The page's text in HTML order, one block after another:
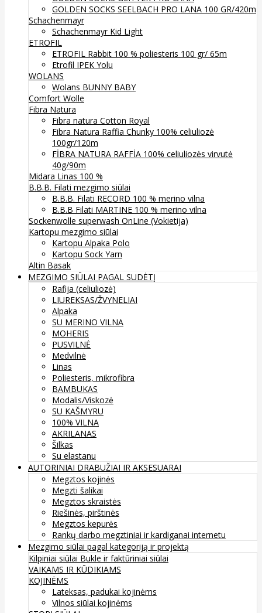
GOLDEN SOCKS SEELBACH PRO LANA 100 GR/420m
Schachenmayr
Schachenmayr Kid Light
ETROFIL
ETROFIL Rabbit 100 % poliesteris 100 gr/ 65m
Etrofil IPEK Yolu
WOLANS
Wolans BUNNY BABY
Comfort Wolle
Fibra Natura
Fibra natura Cotton Royal
Fibra Natura Raffia Chunky 100% celiuliozė
100gr/120m
FİBRA NATURA RAFFİA 100% celiuliozės virvutė
40g/90m
Midara Linas 100 %
B.B.B. Filati mezgimo siūlai
B.B.B. Filati RECORD 100 % merino vilna
B.B.B Filati MARTINE 100 % merino vilna
Sockenwolle superwash OnLine (Vokietija)
Kartopu mezgimo siūlai
Kartopu Alpaka Polo
Kartopu Sock Yarn
Altin Basak
MEZGIMO SIŪLAI PAGAL SUDĖTĮ
Rafija (celiuliozė)
LIUREKSAS/ŽVYNELIAI
Alpaka
SU MERINO VILNA
MOHERIS
PUSVILNĖ
Medvilnė
Linas
Poliesteris, mikrofibra
BAMBUKAS
Modalis/Viskozė
SU KAŠMYRU
100% VILNA
AKRILANAS
Šilkas
Su elastanu
AUTORINIAI DRABUŽIAI IR AKSESUARAI
Megztos kojinės
Megzti šalikai
Megztos skraistės
Riešinės, pirštinės
Megztos kepurės
Rankų darbo megztiniai ir kardiganai internetu
Mezgimo siūlai pagal kategoriją ir projektą
Kilpiniai siūlai Bukle ir faktūriniai siūlai
VAIKAMS IR KŪDIKIAMS
KOJINĖMS
Lateksas, padukai kojinėms
Vilnos siūlai kojinėms